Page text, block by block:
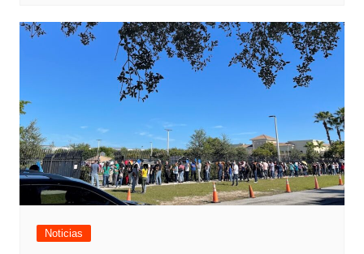
Noticias